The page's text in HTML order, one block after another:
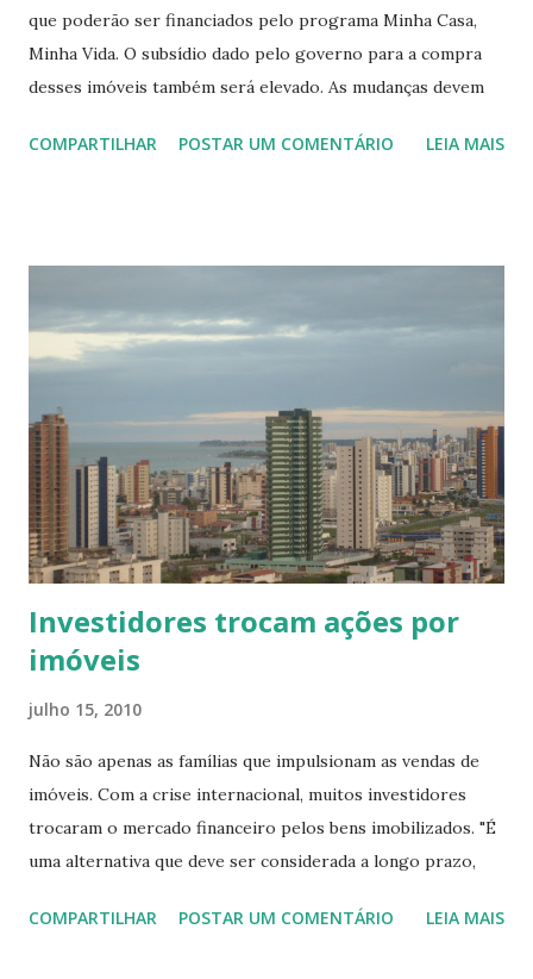
que poderão ser financiados pelo programa Minha Casa,
Minha Vida. O subsídio dado pelo governo para a compra
desses imóveis também será elevado. As mudanças devem
feira pelo ministro Paulo Bernardo (Planejamento) após
Federal, Maria Fernanda Ramos Coelho. "Nós achamos que
o programa está indo muito bem, com muita certeza de que
E para o ano que vem, [o programa vai vir] com algumas
regras um pouco modificadas", disse Bernardo. "Vai ter
aumento de teto [do valor dos imóveis financiados], há o
consenso de que precisa aumentar um pouco. Além de
algumas medidas para facilitar a construção ...
COMPARTILHAR POSTAR UM COMENTÁRIO LEIA MAIS
Investidores trocam ações por
imóveis
julho 15, 2010
Não são apenas as famílias que impulsionam as vendas de
imóveis. Com a crise internacional, muitos investidores
trocaram o mercado financeiro pelos bens imobilizados. "É
uma alternativa que deve ser considerada a longo prazo,
o consultor Márcio Nobre, da Nobre Assessoria
COMPARTILHAR POSTAR UM COMENTÁRIO LEIA MAIS